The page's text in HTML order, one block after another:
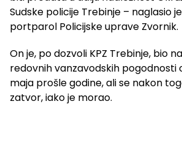
Sudske policije Trebinje – naglasio
portparol Policijske uprave Zvornik.
On je, po dozvoli KPZ Trebinje, bio
redovnih vanzavodskih pogodnosti
maja prošle godine, ali se nakon
zatvor, iako je morao.